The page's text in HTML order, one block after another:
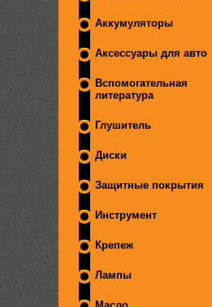
Аккумуляторы
Аксессуары для авто
Вспомогательная
литература
Глушитель
Диски
Защитные покрытия
Инструмент
Крепеж
Лампы